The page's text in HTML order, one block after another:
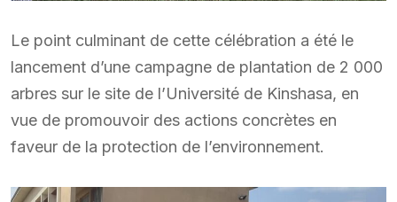
Le point culminant de cette célébration a été le
lancement d’une campagne de plantation de 2 000
arbres sur le site de l’Université de Kinshasa, en
vue de promouvoir des actions concrètes en
faveur de la protection de l’environnement.